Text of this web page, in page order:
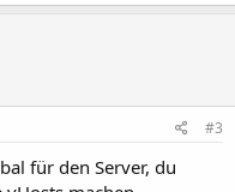
#3
für den Server, du